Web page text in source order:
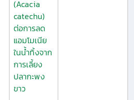
(Acacia
catechu)
ต่อการลด
แอมโมเนีย
ในน้ำทิ้งจาก
การเลี้ยง
ปลากะพง
ขาว